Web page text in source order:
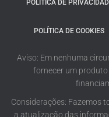
POLÍTICA DE
POLÍTICA DE COOKIES
Aviso: Em nenhuma
fornecer um produto
Considerações: Fazemos
a atualização das